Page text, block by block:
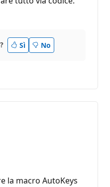
Sì No
la macro AutoKeys